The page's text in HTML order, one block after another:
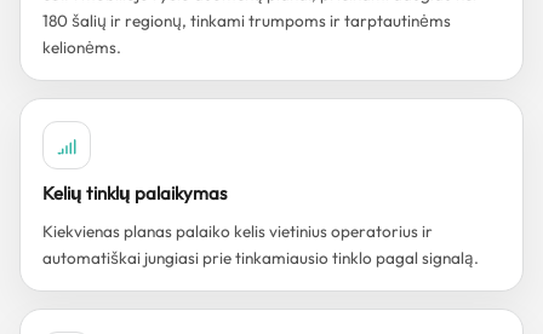
180 šalių ir regionų, tinkami trumpoms ir tarptautinėms
kelionėms.
Kelių tinklų palaikymas
Kiekvienas planas palaiko kelis vietinius operatorius ir
automatiškai jungiasi prie tinkamiausio tinklo pagal signalą.